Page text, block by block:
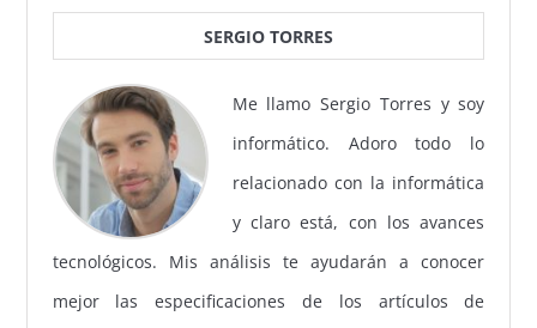
SERGIO TORRES
Me llamo Sergio Torres y soy
informático. Adoro todo lo
relacionado con la informática
y claro está, con los avances
tecnológicos. Mis análisis te ayudarán a conocer
mejor las especificaciones de los artículos de